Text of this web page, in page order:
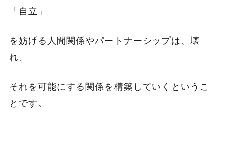
「自立」
を妨げる人間関係やパートナーシップは、壊
れ、
それを可能にする関係を構築していくというこ
とです。